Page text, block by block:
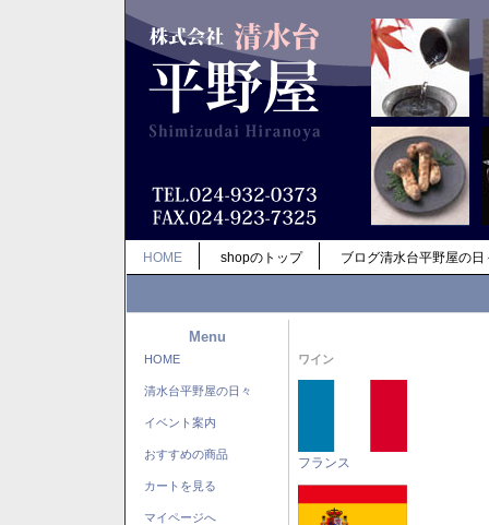
HOME shopのトップ ブログ清水台平野屋の日
Menu
HOME
清水台平野屋の日々
イベント案内
おすすめの商品
カートを見る
マイページへ
ワイン
フランス